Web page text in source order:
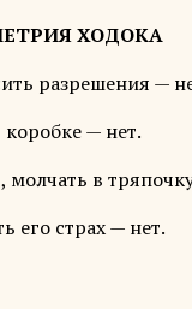
ХОДОКА
разрешения —
коробке — нет.
в
его страх — нет.